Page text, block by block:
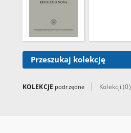
Przeszukaj kolekcję
KOLEKCJE podrzędne Kolekcji (0)